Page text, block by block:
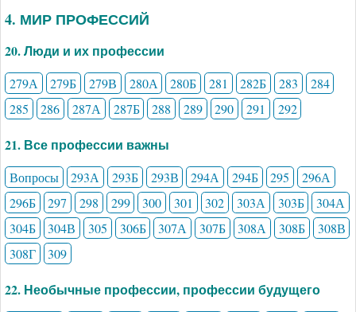
4. МИР ПРОФЕССИЙ
20. Люди и их профессии
279А 279Б 279В 280А 280Б 281 282Б 283
284
285
286 287А 287Б 288 289 290 291 292
21. Все профессии важны
Вопросы 293А 293Б 293В 294А 294Б 295
296А
296Б
297 298 299 300 301 302 303А 303Б
304А
304Б
304В 305 306Б 307А 307Б 308А 308Б
308В
308Г
309
22. Необычные профессии, профессии будущего